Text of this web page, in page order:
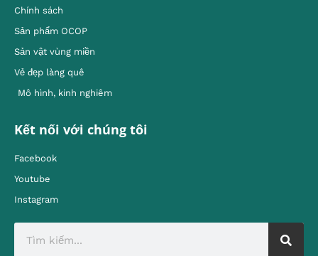
Chính sách
Sản phẩm OCOP
Sản vật vùng miền
Vẻ đẹp làng quê
Mô hình, kinh nghiêm
Kết nối với chúng tôi
Facebook
Youtube
Instagram